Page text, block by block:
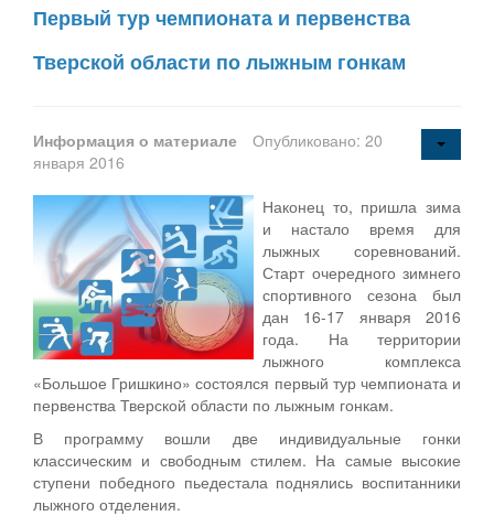
Первый тур чемпионата и первенства
Тверской области по лыжным гонкам
Информация о материале
Опубликовано: 20
января 2016
Наконец то, пришла зима
и настало время для
лыжных соревнований.
Старт очередного зимнего
спортивного сезона был
дан 16-17 января 2016
года. На территории
лыжного комплекса
«Большое Гришкино» состоялся первый тур чемпионата и
первенства Тверской области по лыжным гонкам.
В программу вошли две индивидуальные гонки
классическим и свободным стилем. На самые высокие
ступени победного пьедестала поднялись воспитанники
лыжного отделения.